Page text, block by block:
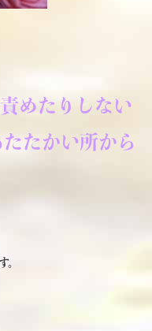
めたりしない
たかい所から
。